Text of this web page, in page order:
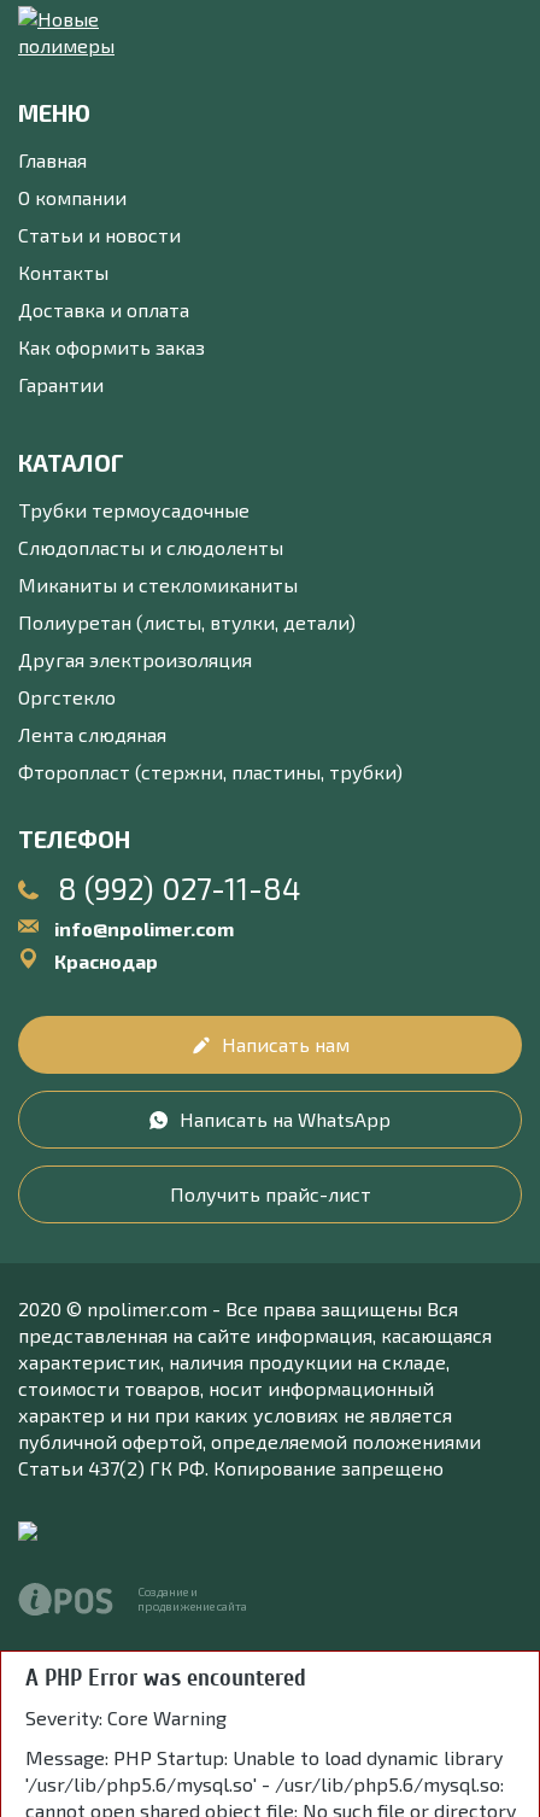
МЕНЮ
Главная
О компании
Статьи и новости
Контакты
Доставка и оплата
Как оформить заказ
Гарантии
КАТАЛОГ
Трубки термоусадочные
Слюдопласты и слюдоленты
Миканиты и стекломиканиты
Полиуретан (листы, втулки, детали)
Другая электроизоляция
Оргстекло
Лента слюдяная
Фторопласт (стержни, пластины, трубки)
ТЕЛЕФОН
8 (992) 027-11-84
info@npolimer.com
Краснодар
Написать нам
Написать на WhatsApp
Получить прайс-лист
2020 © npolimer.com - Все права защищены Вся
представленная на сайте информация, касающаяся
характеристик, наличия продукции на складе,
стоимости товаров, носит информационный
характер и ни при каких условиях не является
публичной офертой, определяемой положениями
Статьи 437(2) ГК РФ. Копирование запрещено
Создание и
продвижение сайта
A PHP Error was encountered
Severity: Core Warning
Message: PHP Startup: Unable to load dynamic library
'/usr/lib/php5.6/mysql.so' - /usr/lib/php5.6/mysql.so:
cannot open shared object file: No such file or directory